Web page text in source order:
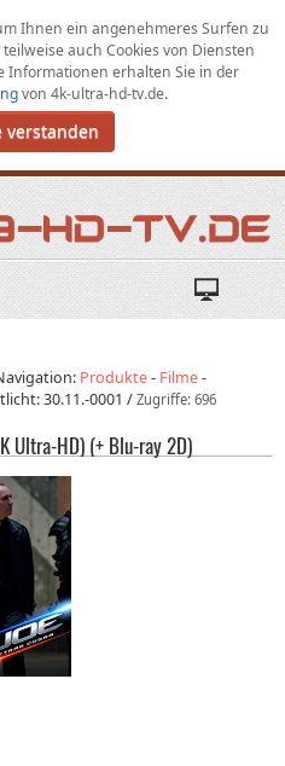
Ihnen ein angenehmeres Surfen zu
auch Cookies von Diensten
Informationen erhalten Sie in der
von 4k-ultra-hd-tv.de.
verstanden
Produkte- Filme-
30.11.-0001 / Zugriffe: 696
Ultra-HD) (+ Blu-ray 2D)